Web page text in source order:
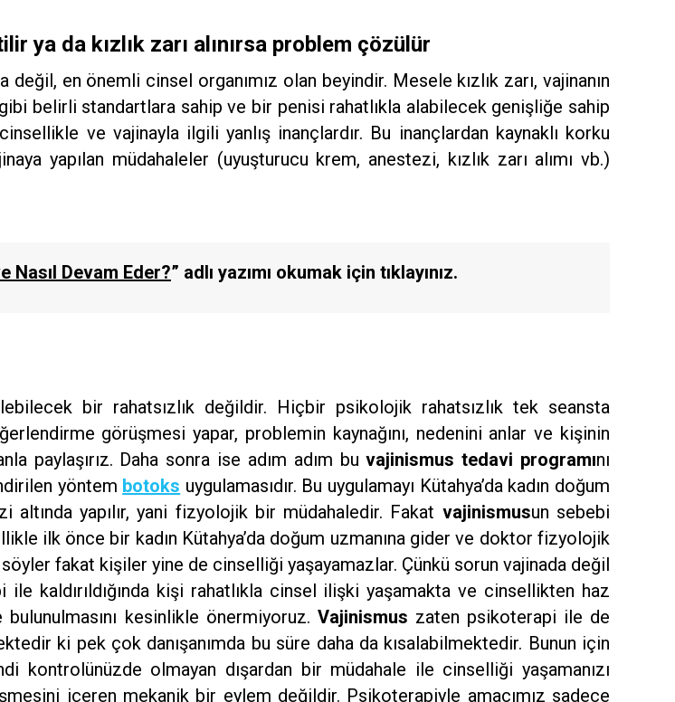
ya da kızlık zarı alınırsa problem çözülür
değil, en önemli cinsel organımız olan beyindir. Mesele kızlık zarı, vajinanın
belirli standartlara sahip ve bir penisi rahatlıkla alabilecek genişliğe sahip
ve vajinayla ilgili yanlış inançlardır. Bu inançlardan kaynaklı korku
yapılan müdahaleler (uyuşturucu krem, anestezi, kızlık zarı alımı vb.)
Nasıl Devam Eder?” adlı yazımı okumak için tıklayınız.
bir rahatsızlık değildir. Hiçbir psikolojik rahatsızlık tek seansta
görüşmesi yapar, problemin kaynağını, nedenini anlar ve kişinin
paylaşırız. Daha sonra ise adım adım buvajinismus tedavi programını
yöntem botoks uygulamasıdır. Bu uygulamayı Kütahya’da kadın doğum
yapılır, yani fizyolojik bir müdahaledir. Fakat vajinismusun sebebi
ilk önce bir kadın Kütahya’da doğum uzmanına gider ve doktor fizyolojik
fakat kişiler yine de cinselliği yaşayamazlar. Çünkü sorun vajinada değil
kaldırıldığında kişi rahatlıkla cinsel ilişki yaşamakta ve cinsellikten haz
kesinlikle önermiyoruz. Vajinismus zaten psikoterapi ile de
ki pek çok danışanımda bu süre daha da kısalabilmektedir. Bunun için
olmayan dışardan bir müdahale ile cinselliği yaşamanızı
içeren mekanik bir eylem değildir. Psikoterapiyle amacımız sadece